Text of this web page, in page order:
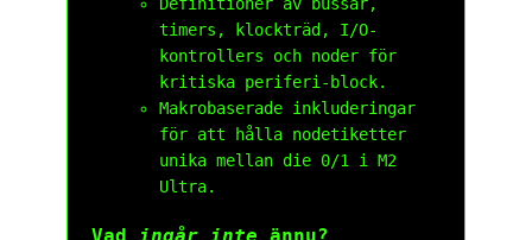
Definitioner av bussar,
timers, klockträd, I/O-
kontrollers och noder för
kritiska periferi-block.
Makrobaserade inkluderingar
för att hålla nodetiketter
unika mellan die 0/1 i M2
Ultra.
Vad ingår inte ännu?